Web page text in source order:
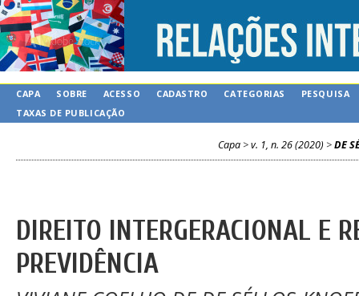
CAPA SOBRE ACESSO CADASTRO CATEGORIAS
PESQUISA
TAXAS DE PUBLICAÇÃO
Capa>v. 1, n. 26 (2020) >DE
DIREITO INTERGERACIONAL E
PREVIDÊNCIA